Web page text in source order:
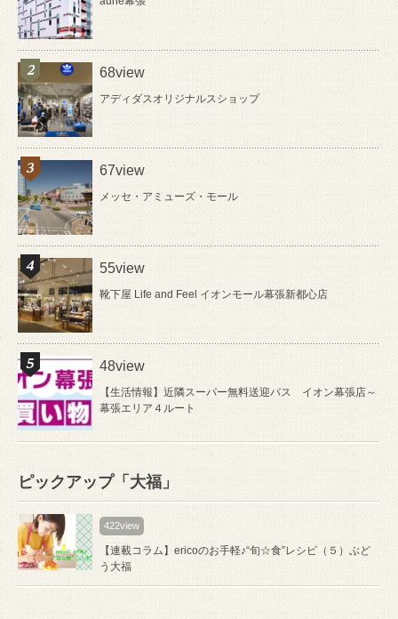
68view
アディダスオリジナルスショップ
67view
メッセ・アミューズ・モール
55view
靴下屋 Life and Feel イオンモール幕張新都心店
48view
【生活情報】近隣スーパー無料送迎バス イオン幕張店～
幕張エリア４ルート
ピックアップ「大福」
422view
【連載コラム】ericoのお手軽♪“旬☆食”レシピ（５）ぶど
う大福